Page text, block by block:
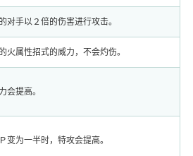
对手以２倍的伤害进行攻击。
火属性招式的威力，不会灼伤。
会提高。
变为一半时，特攻会提高。